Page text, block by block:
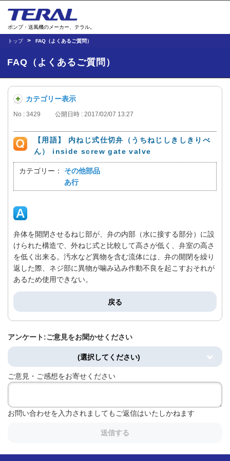
ポンプ・送風機のメーカー、テラル。
トップ FAQ（よくあるご質問）
FAQ（よくあるご質問）
カテゴリー表示
No : 3429 公開日時 : 2017/02/07 13:27
【用語】 内ねじ式仕切弁（うちねじしきしきりべ
ん） inside screw gate valve
カテゴリー：
その他部品
あ行
弁体を開閉させるねじ部が、弁の内部（水に接する部分）に設
けられた構造で、外ねじ式と比較して高さが低く、弁室の高さ
を低く出来る。汚水など異物を含む流体には、弁の開閉を繰り
返した際、ネジ部に異物が噛み込み作動不良を起こすおそれが
あるため使用できない。
戻る
アンケート:ご意見をお聞かせください
(選択してください)
ご意見・ご感想をお寄せください
お問い合わせを入力されましてもご返信はいたしかねます
送信する